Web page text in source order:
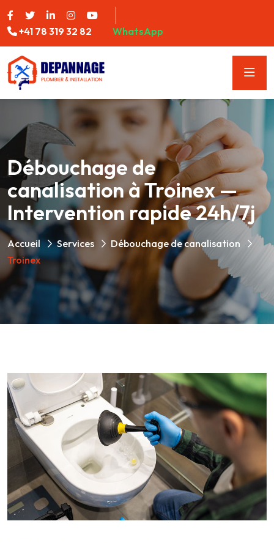
+41 78 319 32 82 WhatsApp
Débouchage de
canalisation à Troinex —
Intervention rapide 24h/7j
Accueil Services
Débouchage de canalisation
Troinex